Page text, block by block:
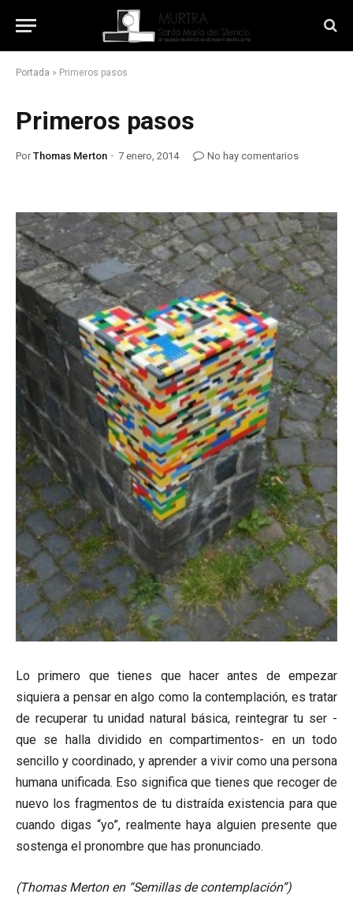
Portada » Primeros pasos
Primeros pasos
Por Thomas Merton 7 enero, 2014 No hay comentarios
Lo primero que tienes que hacer antes de empezar
siquiera a pensar en algo como la contemplación, es tratar
de recuperar tu unidad natural básica, reintegrar tu ser -
que se halla dividido en compartimentos- en un todo
sencillo y coordinado, y aprender a vivir como una persona
humana unificada. Eso significa que tienes que recoger de
nuevo los fragmentos de tu distraída existencia para que
cuando digas “yo”, realmente haya alguien presente que
sostenga el pronombre que has pronunciado.
(Thomas Merton en “Semillas de contemplación”)